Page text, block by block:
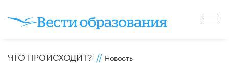
ЧТО ПРОИСХОДИТ? // Новость